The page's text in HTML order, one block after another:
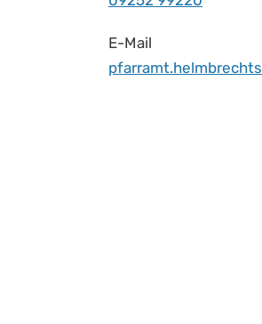
E-Mail